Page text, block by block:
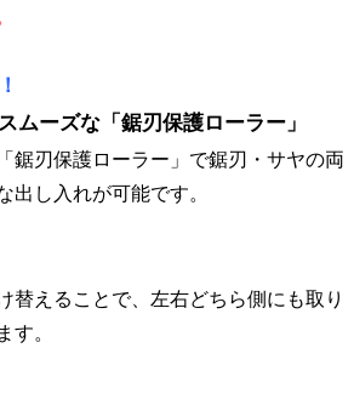
ムーズな「鋸刃保護ローラー」
鋸刃保護ローラー」で鋸刃・サヤの両
し入れが可能です。
替えることで、左右どちら側にも取り
。